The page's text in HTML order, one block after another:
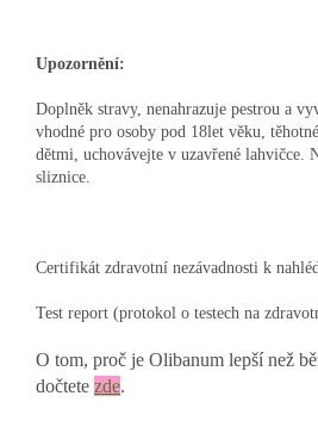
Upozornění:
Doplněk stravy, nenahrazuje pestrou a
vhodné pro osoby pod 18let věku,
dětmi, uchovávejte v uzavřené lahvičce.
sliznice.
Certifikát zdravotní nezávadnosti k
Test report (protokol o testech na
O tom, proč je Olibanum lepší než
dočtete zde.